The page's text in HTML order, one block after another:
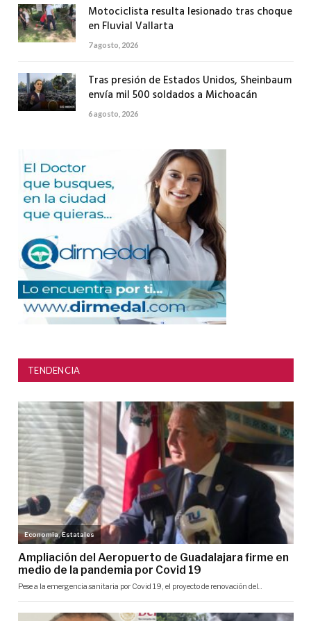
Motociclista resulta lesionado tras choque
en Fluvial Vallarta
7 agosto, 2026
Tras presión de Estados Unidos, Sheinbaum
envía mil 500 soldados a Michoacán
6 agosto, 2026
TENDENCIA